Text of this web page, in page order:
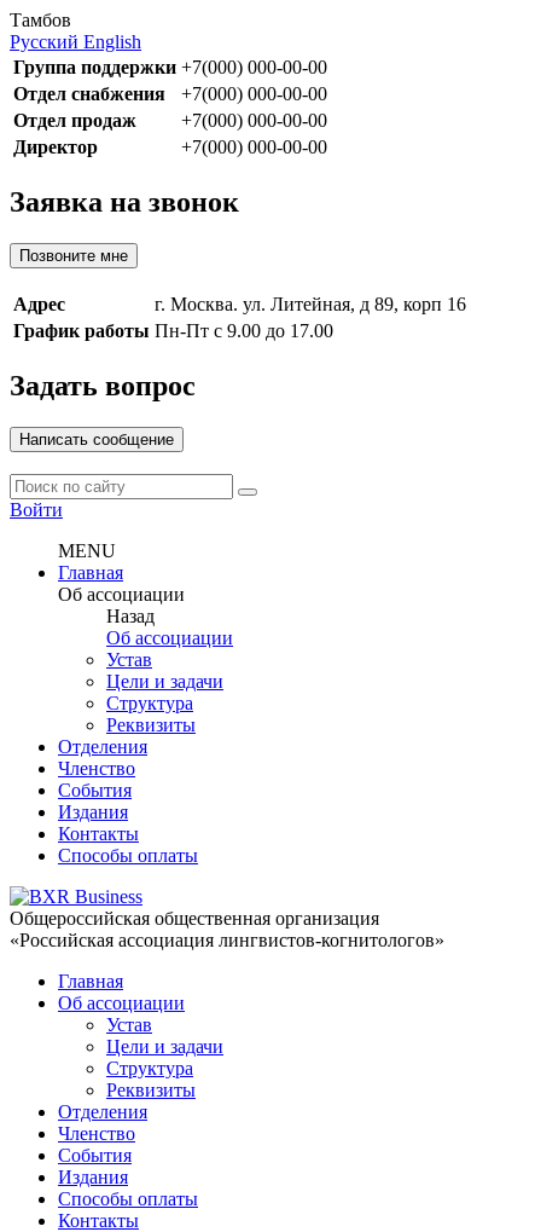
Тамбов
Русский English
Группа поддержки +7(000) 000-00-00
Отдел снабжения
+7(000) 000-00-00
Отдел продаж
+7(000) 000-00-00
Директор
+7(000) 000-00-00
Заявка на звонок
Позвоните мне
Адрес
г. Москва. ул. Литейная, д 89, корп 16
График работы Пн-Пт с 9.00 до 17.00
Задать вопрос
Написать сообщение
Войти
MENU
Главная
Об ассоциации
Назад
Об ассоциации
Устав
Цели и задачи
Структура
Реквизиты
Отделения
Членство
События
Издания
Контакты
Способы оплаты
Общероссийская общественная организация
«Российская ассоциация лингвистов-когнитологов»
Главная
Об ассоциации
Устав
Цели и задачи
Структура
Реквизиты
Отделения
Членство
События
Издания
Способы оплаты
Контакты